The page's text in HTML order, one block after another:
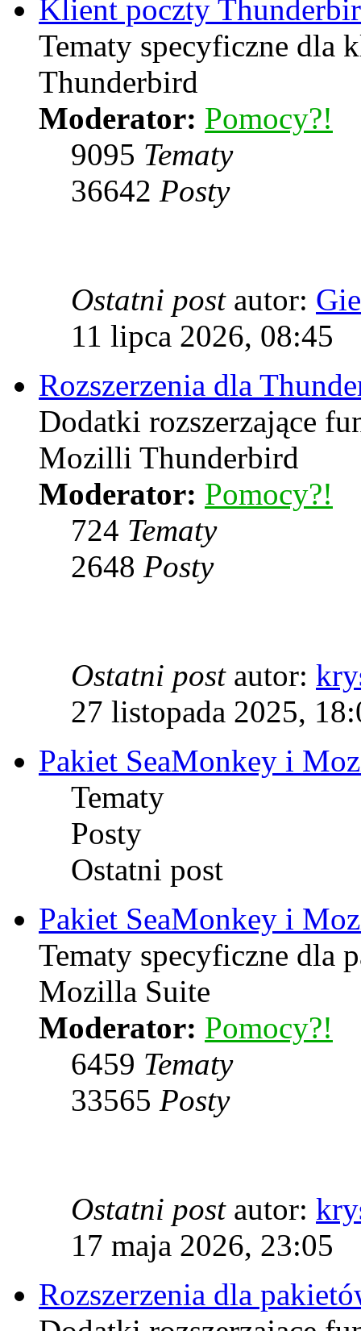
Klient poczty
Tematy specyficzne dla
Thunderbird
Moderator: Pomocy?!
9095 Tematy
36642 Posty
Ostatni postautor: Gie
11 lipca 2026, 08:45
Rozszerzenia dla
Dodatki rozszerzające
Mozilli Thunderbird
Moderator: Pomocy?!
724 Tematy
2648 Posty
Ostatni postautor:
27 listopada 2025,
Pakiet SeaMonkey i
Tematy
Posty
Ostatni post
Pakiet SeaMonkey i
Tematy specyficzne dla
Mozilla Suite
Moderator: Pomocy?!
6459 Tematy
33565 Posty
Ostatni postautor:
17 maja 2026, 23:05
Rozszerzenia dla